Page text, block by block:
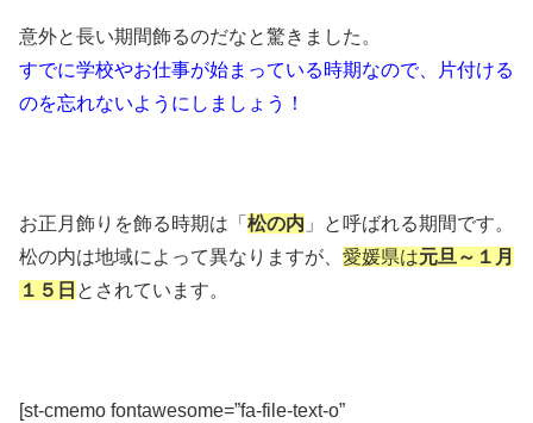
意外と長い期間飾るのだなと驚きました。
すでに学校やお仕事が始まっている時期なので、片付ける
のを忘れないようにしましょう！
お正月飾りを飾る時期は「 松の内 」と呼ばれる期間です。
松の内は地域によって異なりますが、 愛媛県は元旦～１月
１５日 とされています。
[st-cmemo fontawesome=”fa-file-text-o”